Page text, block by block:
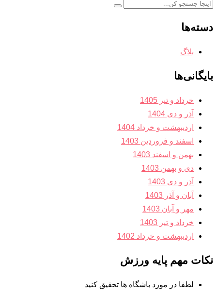
دسته‌ها
بلاگ
بایگانی‌ها
خرداد و تیر 1405
آذر و دی 1404
اردیبهشت و خرداد 1404
اسفند و فروردین 1403
بهمن و اسفند 1403
دی و بهمن 1403
آذر و دی 1403
آبان و آذر 1403
مهر و آبان 1403
خرداد و تیر 1403
اردیبهشت و خرداد 1402
نکات مهم پایه ورزش
لطفا در مورد باشگاه ها تحقیق کنید